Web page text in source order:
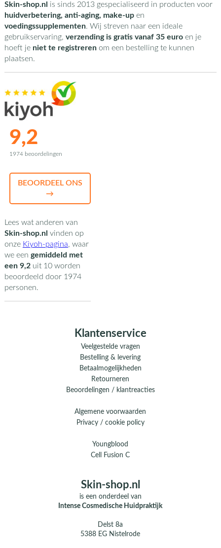
Skin-shop.nl is sinds 2013 gespecialiseerd in producten voor
huidverbetering, anti-aging, make-upen
voedingssupplementen. Wij streven naar een ideale
gebruikservaring, verzending is gratis vanaf 35 euroen je
hoeft je niet te registrerenom een bestelling te kunnen
plaatsen.
9,2
1974 beoordelingen
BEOORDEEL ONS
→
Lees wat anderen van
Skin-shop.nl vinden op
onze Kiyoh-pagina, waar
we een gemiddeld met
een 9,2uit 10worden
beoordeeld door 1974
personen.
Klantenservice
Veelgestelde vragen
Bestelling & levering
Betaalmogelijkheden
Retourneren
Beoordelingen / klantreacties
Algemene voorwaarden
Privacy / cookie policy
Youngblood
Cell Fusion C
Skin-shop.nl
is een onderdeel van
Intense Cosmedische Huidpraktijk
Delst 8a
5388 EG Nistelrode